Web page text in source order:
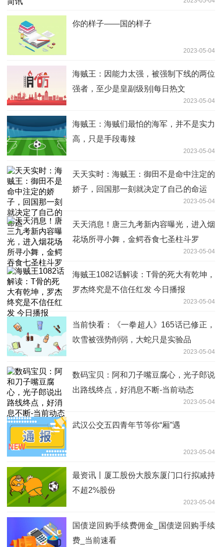
你的样子——国的样子
2023-05-04
海贼王：因能力太强，被强制下线的两位
强者，至少是皇副级别|每日热文
2023-05-04
海贼王：海贼们最怕的海军，并不是实力
高，只是手段毒辣
2023-05-04
天天实时：海贼王：御田不是命中注定的
娇子，回国那一刻就决定了自己的命运
2023-05-04
天天消息！唐三九考新内容曝光，进入烟
花场所寻小舞，金鳄吞食七圣柱斗罗
2023-05-04
海贼王1082话解读：T骨的死大有乾坤，
罗杰终究是不信任红发 今日播报
2023-05-04
当前快看：《一拳超人》165话已修正，
吹雪被强势削弱，大蛇只是实验品
2023-05-04
数码宝贝：阿和刀子嘴豆腐心，光子郎说
出路线终点，好消息不断-当前动态
2023-05-04
武汉公交五四青年节等你“厢”遇
2023-05-04
最资讯丨厦工股份大股东厦门口行拟减持
不超2%股份
2023-05-04
国债逆回购手续费佣金_国债逆回购手续
费_当前速看